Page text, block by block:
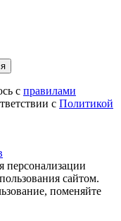
с правилами
с Политикой
персонализации
сайтом.
поменяйте